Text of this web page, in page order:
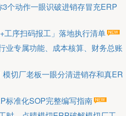
3个动作一眼识破进销存冒充ERP
工序扫码报工」落地执行清单
业专属功能、成本核算、财务总账
模切厂老板一眼分清进销存和真ER
标准化SOP完整编写指南